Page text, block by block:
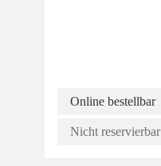
Online bestellbar
Nicht reservierbar